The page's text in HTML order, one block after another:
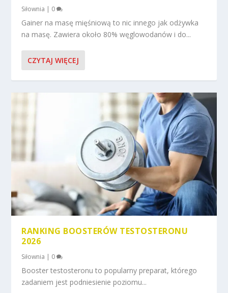
Siłownia | 0
Gainer na masę mięśniową to nic innego jak odżywka
na masę. Zawiera około 80% węglowodanów i do...
CZYTAJ WIĘCEJ
RANKING BOOSTERÓW TESTOSTERONU
2026
Siłownia | 0
Booster testosteronu to popularny preparat, którego
zadaniem jest podniesienie poziomu...